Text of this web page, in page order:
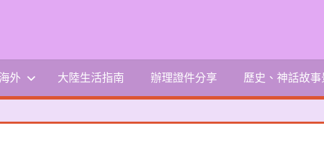
外 大陸生活指南 辦理證件分享 歷史、神話故